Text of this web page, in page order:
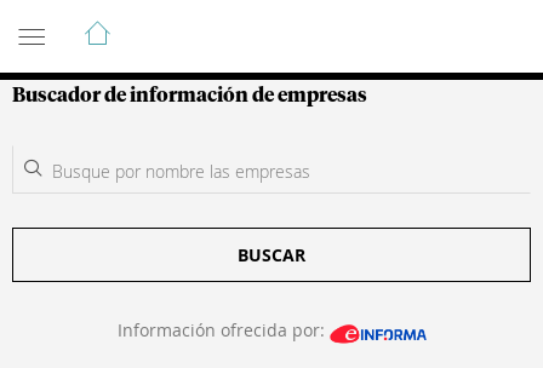
Guía de Empresas Colombianas
Buscador de información de empresas
BUSCAR
Información ofrecida por: